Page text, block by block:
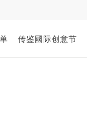
传鉴國际创意节